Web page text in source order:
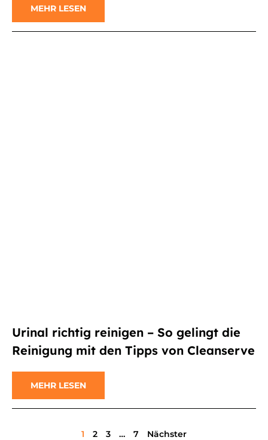
MEHR LESEN
Urinal richtig reinigen – So gelingt die
Reinigung mit den Tipps von Cleanserve
MEHR LESEN
1 2 3 … 7 Nächster